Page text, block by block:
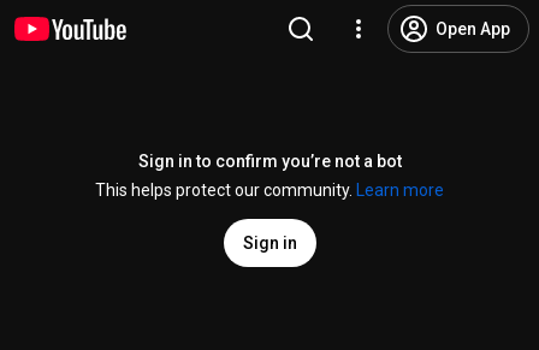
Open App
Sign in to confirm you’re not a bot
This helps protect our community.
Learn more
Sign in